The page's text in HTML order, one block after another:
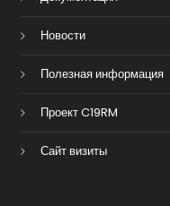
Новости
Полезная информация
Проект C19RM
Сайт визиты